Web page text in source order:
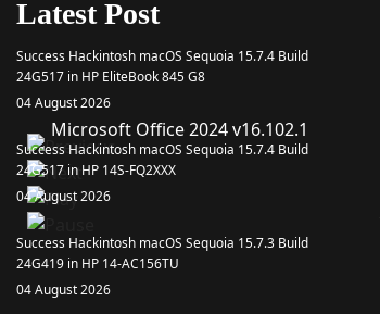
Microsoft Office 2024 v16.102.1
Latest Post
Success Hackintosh macOS Sequoia 15.7.4 Build
24G517 in HP EliteBook 845 G8
04 August 2026
Success Hackintosh macOS Sequoia 15.7.4 Build
24G517 in HP 14S-FQ2XXX
04 August 2026
Success Hackintosh macOS Sequoia 15.7.3 Build
24G419 in HP 14-AC156TU
04 August 2026